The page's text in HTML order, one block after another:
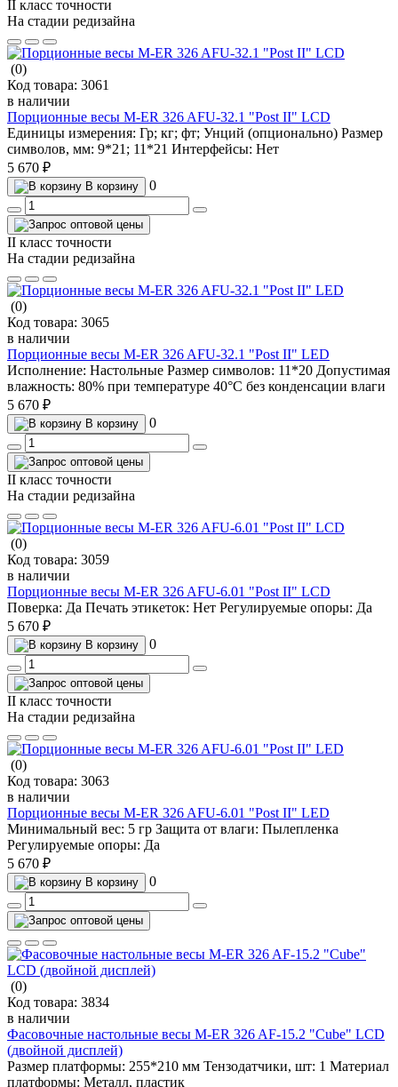
II класс точности
На стадии редизайна
(0)
Код товара: 3061
в наличии
Порционные весы M-ER 326 AFU-32.1 "Post II" LCD
Единицы измерения: Гр; кг; фт; Унций (опционально) Размер
символов, мм: 9*21; 11*21 Интерфейсы: Нет
5 670 ₽
В корзину 0
II класс точности
На стадии редизайна
(0)
Код товара: 3065
в наличии
Порционные весы M-ER 326 AFU-32.1 "Post II" LED
Исполнение: Настольные Размер символов: 11*20 Допустимая
влажность: 80% при температуре 40°С без конденсации влаги
5 670 ₽
В корзину 0
II класс точности
На стадии редизайна
(0)
Код товара: 3059
в наличии
Порционные весы M-ER 326 AFU-6.01 "Post II" LCD
Поверка: Да Печать этикеток: Нет Регулируемые опоры: Да
5 670 ₽
В корзину 0
II класс точности
На стадии редизайна
(0)
Код товара: 3063
в наличии
Порционные весы M-ER 326 AFU-6.01 "Post II" LED
Минимальный вес: 5 гр Защита от влаги: Пылепленка
Регулируемые опоры: Да
5 670 ₽
В корзину 0
(0)
Код товара: 3834
в наличии
Фасовочные настольные весы M-ER 326 AF-15.2 "Cube" LCD
(двойной дисплей)
Размер платформы: 255*210 мм Тензодатчики, шт: 1 Материал
платформы: Металл, пластик